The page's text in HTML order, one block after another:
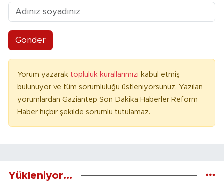
Gönder
Yorum yazarak topluluk kurallarımızı kabul etmiş
bulunuyor ve tüm sorumluluğu üstleniyorsunuz. Yazılan
yorumlardan Gaziantep Son Dakika Haberler Reform
Haber hiçbir şekilde sorumlu tutulamaz.
Yükleniyor...